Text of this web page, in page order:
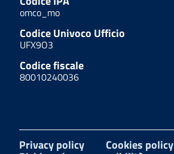
omco_mo
Codice Univoco Ufficio
UFX9O3
Codice fiscale
80010240036
Privacy policy Cookies policy